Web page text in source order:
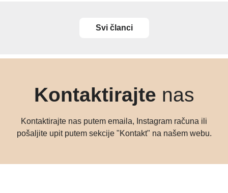
Svi članci
Kontaktirajte nas
Kontaktirajte nas putem emaila, Instagram računa ili
pošaljite upit putem sekcije "Kontakt" na našem webu.